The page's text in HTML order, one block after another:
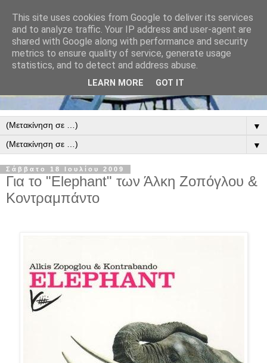
▼
▼
Σάββατο 18 Ιουλίου 2009
Για το "Elephant" των Άλκη Ζοπόγλου &
Κοντραμπάντο
This site uses cookies from Google to deliver its services
and to analyze traffic. Your IP address and user-agent are
shared with Google along with performance and security
metrics to ensure quality of service, generate usage
statistics, and to detect and address abuse.
LEARN MORE GOT IT